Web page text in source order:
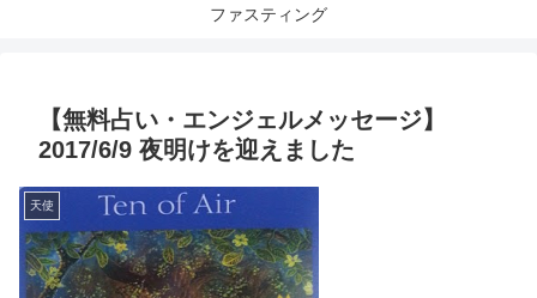
ファスティング
【無料占い・エンジェルメッセージ】
2017/6/9 夜明けを迎えました
天使